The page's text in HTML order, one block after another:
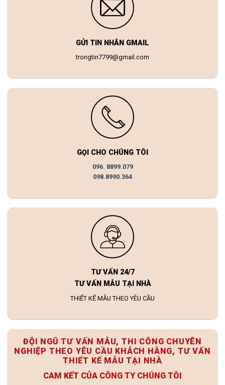
GỬI TIN NHẮN GMAIL
trongtin7799@gmail.com
GỌI CHO CHÚNG TÔI
096. 8899.079
098.8990.364
TƯ VẤN 24/7
TƯ VẤN MẪU TẠI NHÀ
THIẾT KẾ MẪU THEO YÊU CẦU
ĐỘI NGŨ TƯ VẤN MẪU, THI CÔNG CHUYÊN
NGHIỆP THEO YÊU CẦU KHÁCH HÀNG, TƯ VẤN
THIẾT KẾ MẪU TẠI NHÀ
CAM KẾT CỦA CÔNG TY CHÚNG TÔI